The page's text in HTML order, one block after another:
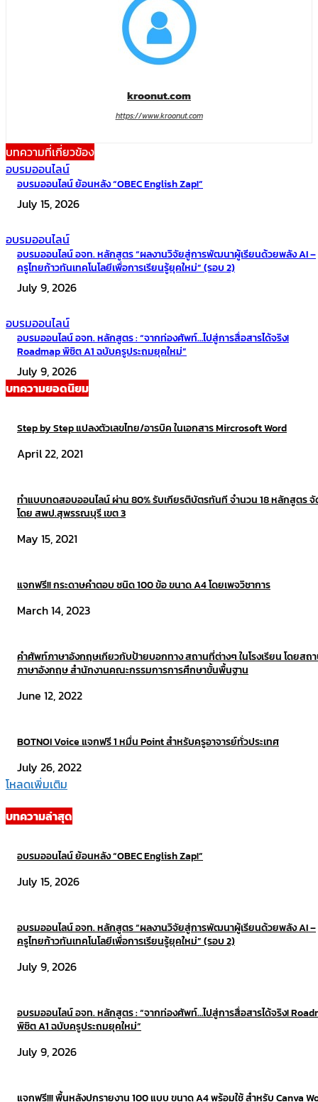
kroonut.com
https://www.kroonut.com
บทความที่เกี่ยวข้อง
อบรมออนไลน์
อบรมออนไลน์ ย้อนหลัง “OBEC English Zap!”
July 15, 2026
อบรมออนไลน์
อบรมออนไลน์ อจท. หลักสูตร “ผลงานวิจัยสู่การพัฒนาผู้เรียนด้วยพลัง AI –
ครูไทยก้าวทันเทคโนโลยีเพื่อการเรียนรู้ยุคใหม่” (รอบ 2)
July 9, 2026
อบรมออนไลน์
อบรมออนไลน์ อจท. หลักสูตร : “จากท่องศัพท์…ไปสู่การสื่อสารได้จริง!
Roadmap พิชิต A1 ฉบับครูประถมยุคใหม่”
July 9, 2026
บทความยอดนิยม
Step by Step แปลงตัวเลขไทย/อารบิค ในเอกสาร Mircrosoft Word
April 22, 2021
ทำแบบทดสอบออนไลน์ ผ่าน 80% รับเกียรติบัตรทันที จำนวน 18 หลักสูตร
โดย สพป.สุพรรณบุรี เขต 3
May 15, 2021
แจกฟรี!! กระดาษคำตอบ ชนิด 100 ข้อ ขนาด A4 โดยเพจวิชาการ
March 14, 2023
คำศัพท์ภาษาอังกฤษเกียวกับป้ายบอกทาง สถานที่ต่างๆ ในโรงเรียน โดยสถ
ภาษาอังกฤษ สำนักงานคณะกรรมการการศึกษาขั้นพื้นฐาน
June 12, 2022
BOTNOI Voice แจกฟรี 1 หมื่น Point สำหรับครูอาจารย์ทั่วประเทศ
July 26, 2022
โหลดเพิ่มเติม
บทความล่าสุด
อบรมออนไลน์ ย้อนหลัง “OBEC English Zap!”
July 15, 2026
อบรมออนไลน์ อจท. หลักสูตร “ผลงานวิจัยสู่การพัฒนาผู้เรียนด้วยพลัง AI –
ครูไทยก้าวทันเทคโนโลยีเพื่อการเรียนรู้ยุคใหม่” (รอบ 2)
July 9, 2026
อบรมออนไลน์ อจท. หลักสูตร : “จากท่องศัพท์…ไปสู่การสื่อสารได้จริง!
พิชิต A1 ฉบับครูประถมยุคใหม่”
July 9, 2026
แจกฟรี!!! พื้นหลังปกรายงาน 100 แบบ ขนาด A4 พร้อมใช้ สำหรับ Canva